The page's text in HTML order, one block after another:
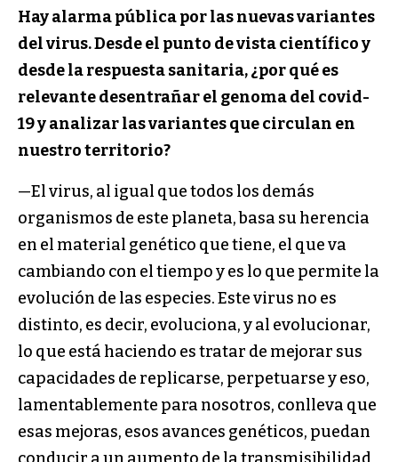
Hay alarma pública por las nuevas variantes
del virus. Desde el punto de vista científico y
desde la respuesta sanitaria, ¿por qué es
relevante desentrañar el genoma del covid-
19 y analizar las variantes que circulan en
nuestro territorio?
—El virus, al igual que todos los demás
organismos de este planeta, basa su herencia
en el material genético que tiene, el que va
cambiando con el tiempo y es lo que permite la
evolución de las especies. Este virus no es
distinto, es decir, evoluciona, y al evolucionar,
lo que está haciendo es tratar de mejorar sus
capacidades de replicarse, perpetuarse y eso,
lamentablemente para nosotros, conlleva que
esas mejoras, esos avances genéticos, puedan